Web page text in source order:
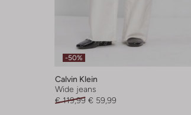
-50%
Calvin Klein
Wide jeans
€ 119,99 € 59,99